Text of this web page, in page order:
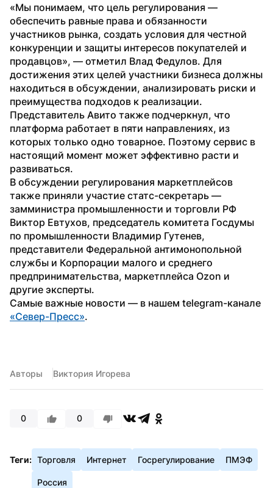
«Мы понимаем, что цель регулирования —
обеспечить равные права и обязанности
участников рынка, создать условия для честной
конкуренции и защиты интересов покупателей и
продавцов», — отметил Влад Федулов. Для
достижения этих целей участники бизнеса должны
находиться в обсуждении, анализировать риски и
преимущества подходов к реализации.
Представитель Авито также подчеркнул, что
платформа работает в пяти направлениях, из
которых только одно товарное. Поэтому сервис в
настоящий момент может эффективно расти и
развиваться.
В обсуждении регулирования маркетплейсов
также приняли участие статс-секретарь —
замминистра промышленности и торговли РФ
Виктор Евтухов, председатель комитета Госдумы
по промышленности Владимир Гутенев,
представители Федеральной антимонопольной
службы и Корпорации малого и среднего
предпринимательства, маркетплейса Ozon и
другие эксперты.
«Север-Пресс».
Авторы Виктория Игорева
0 0
Теги: Торговля Интернет Госрегулирование ПМЭФ
Россия